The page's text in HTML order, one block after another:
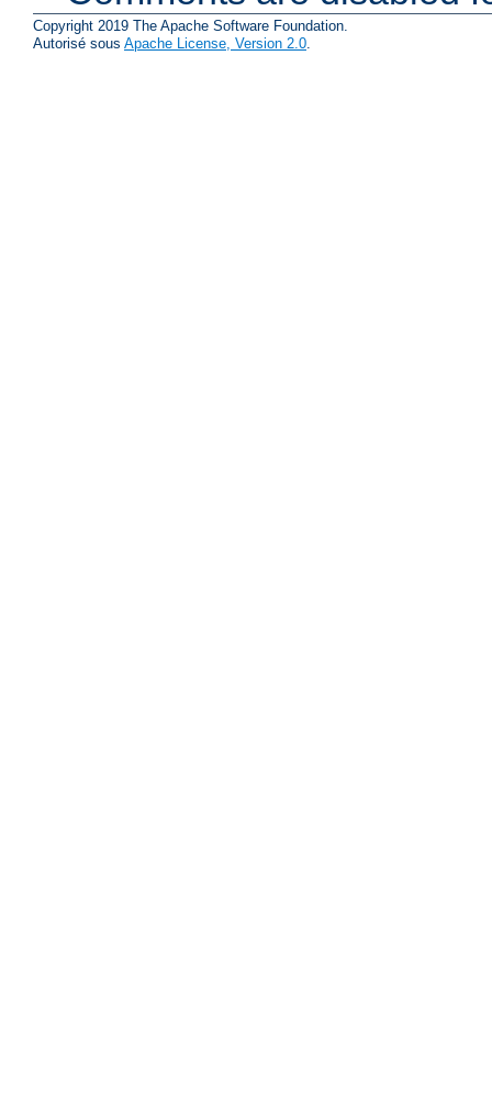
Copyright 2019 The Apache Software Foundation.
Autorisé sous Apache License, Version 2.0